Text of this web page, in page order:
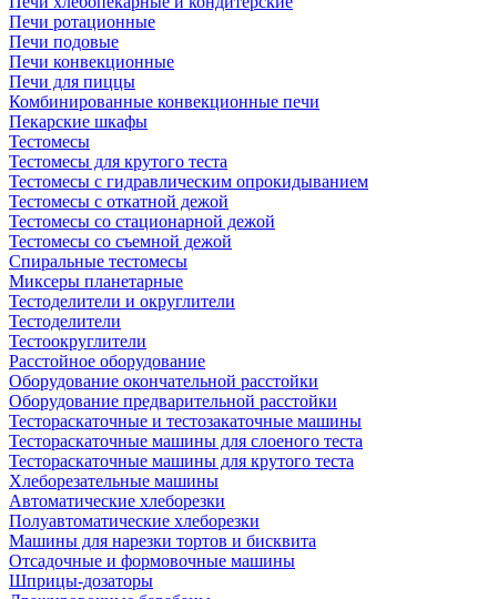
Печи ротационные
Печи подовые
Печи конвекционные
Печи для пиццы
Комбинированные конвекционные печи
Пекарские шкафы
Тестомесы
Тестомесы для крутого теста
Тестомесы с гидравлическим опрокидыванием
Тестомесы с откатной дежой
Тестомесы со стационарной дежой
Тестомесы со съемной дежой
Спиральные тестомесы
Миксеры планетарные
Тестоделители и округлители
Тестоделители
Тестоокруглители
Расстойное оборудование
Оборудование окончательной расстойки
Оборудование предварительной расстойки
Тестораскаточные и тестозакаточные машины
Тестораскаточные машины для слоеного теста
Тестораскаточные машины для крутого теста
Хлеборезательные машины
Автоматические хлеборезки
Полуавтоматические хлеборезки
Машины для нарезки тортов и бисквита
Отсадочные и формовочные машины
Шприцы-дозаторы